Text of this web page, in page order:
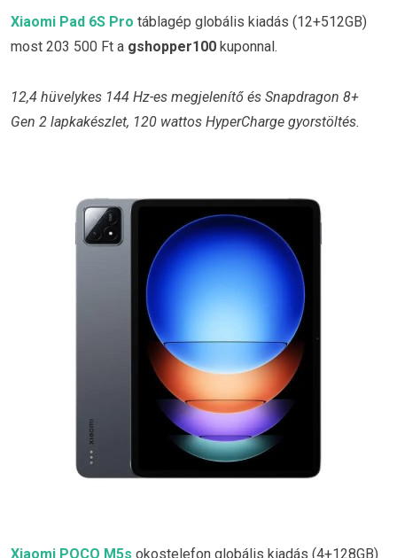
Xiaomi Pad 6S Pro táblagép globális kiadás (12+512GB)
most 203 500 Ft a gshopper100 kuponnal.
12,4 hüvelykes 144 Hz-es megjelenítő és Snapdragon 8+
Gen 2 lapkakészlet, 120 wattos HyperCharge gyorstöltés.
Xiaomi POCO M5s okostelefon globális kiadás (4+128GB)